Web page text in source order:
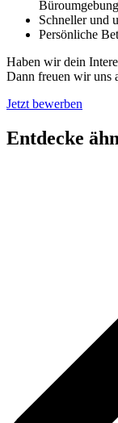
Schneller und
Persönliche
Haben wir dein
Dann freuen wir uns
Jetzt bewerben
Entdecke